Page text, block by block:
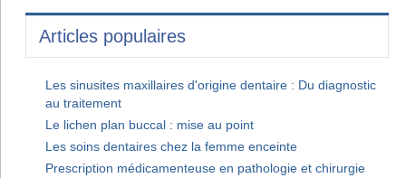
Articles populaires
Les sinusites maxillaires d'origine dentaire : Du diagnostic
au traitement
Le lichen plan buccal : mise au point
Les soins dentaires chez la femme enceinte
Prescription médicamenteuse en pathologie et chirurgie